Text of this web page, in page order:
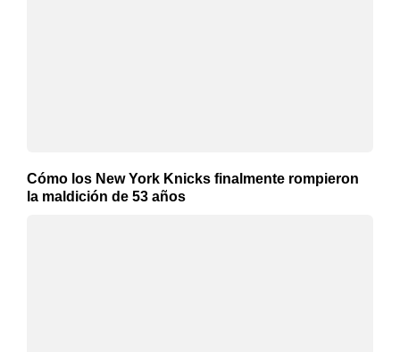
Cómo los New York Knicks finalmente rompieron
la maldición de 53 años